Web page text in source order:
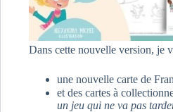
Dans cette nouvelle version, je
une nouvelle carte de
et des cartes à
un jeu qui ne va pas